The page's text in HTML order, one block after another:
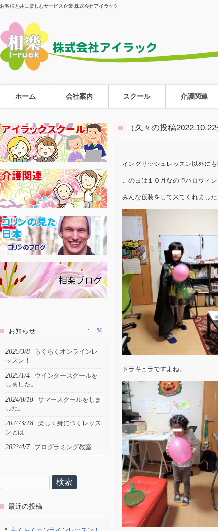
お客様と共に楽しむサービス企業 株式会社アイラック
ホーム 会社案内 スクール 介護関連
（久々の投稿
イングリッシュレッスン以外に
この日は１０月なのでハロウィ
みんな仮装をして来てくれまし
ドラキュラですよね。
お知らせ 一覧
2025/3/8
らくらくオンラインレ
ッスン！
2025/1/4
ウインタースクールを
しました。
2024/8/18
サマースクールをしま
した。
2024/3/18
楽しく身につくレッス
ンとは
2023/4/7 プログラミング教室
索:
最近の投稿